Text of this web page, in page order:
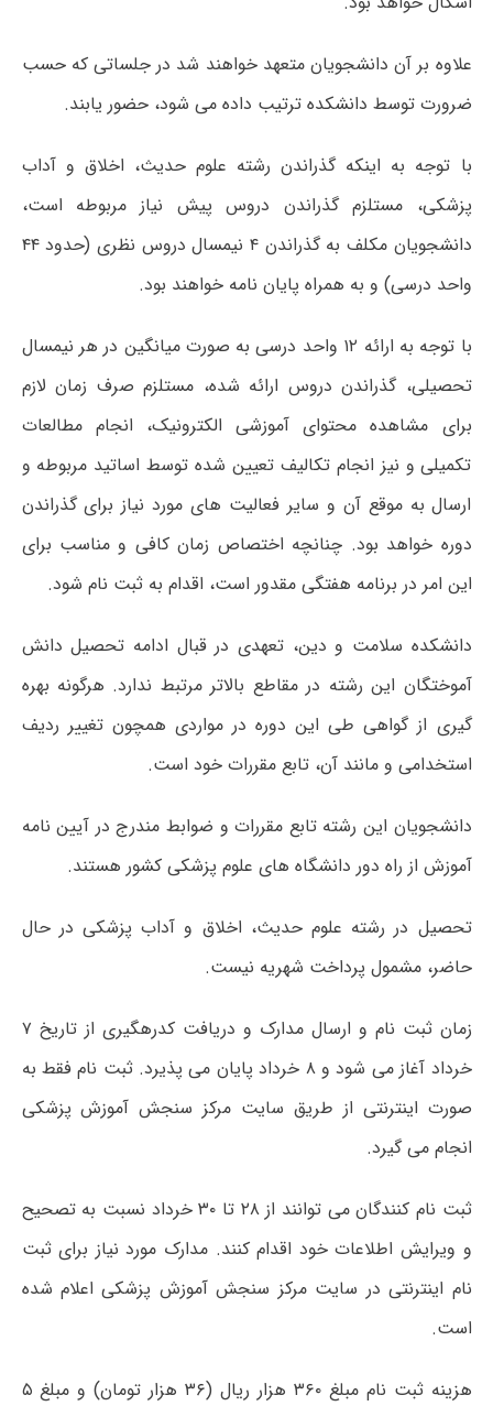
علاوه بر آن دانشجویان متعهد خواهند شد در جلساتی که حسب
ضرورت توسط دانشکده ترتیب داده می شود، حضور یابند.
با توجه به اینکه گذراندن رشته علوم حدیث، اخلاق و آداب
پزشکی، مستلزم گذراندن دروس پیش نیاز مربوطه است،
دانشجویان مکلف به گذراندن ۴ نیمسال دروس نظری (حدود ۴۴
واحد درسی) و به همراه پایان نامه خواهند بود.
با توجه به ارائه ۱۲ واحد درسی به صورت میانگین در هر نیمسال
تحصیلی، گذراندن دروس ارائه شده، مستلزم صرف زمان لازم
برای مشاهده محتوای آموزشی الکترونیک، انجام مطالعات
تکمیلی و نیز انجام تکالیف تعیین شده توسط اساتید مربوطه و
ارسال به موقع آن و سایر فعالیت های مورد نیاز برای گذراندن
دوره خواهد بود. چنانچه اختصاص زمان کافی و مناسب برای
این امر در برنامه هفتگی مقدور است، اقدام به ثبت نام شود.
دانشکده سلامت و دین، تعهدی در قبال ادامه تحصیل دانش
آموختگان این رشته در مقاطع بالاتر مرتبط ندارد. هرگونه بهره
گیری از گواهی طی این دوره در مواردی همچون تغییر ردیف
استخدامی و مانند آن، تابع مقررات خود است.
دانشجویان این رشته تابع مقررات و ضوابط مندرج در آیین نامه
آموزش از راه دور دانشگاه های علوم پزشکی کشور هستند.
تحصیل در رشته علوم حدیث، اخلاق و آداب پزشکی در حال
حاضر، مشمول پرداخت شهریه نیست.
زمان ثبت نام و ارسال مدارک و دریافت کدرهگیری از تاریخ ۷
خرداد آغاز می شود و ۸ خرداد پایان می پذیرد. ثبت نام فقط به
صورت اینترنتی از طریق سایت مرکز سنجش آموزش پزشکی
انجام می گیرد.
ثبت نام کنندگان می توانند از ۲۸ تا ۳۰ خرداد نسبت به تصحیح
و ویرایش اطلاعات خود اقدام کنند. مدارک مورد نیاز برای ثبت
نام اینترنتی در سایت مرکز سنجش آموزش پزشکی اعلام شده
است.
هزینه ثبت نام مبلغ ۳۶۰ هزار ریال (۳۶ هزار تومان) و مبلغ ۵